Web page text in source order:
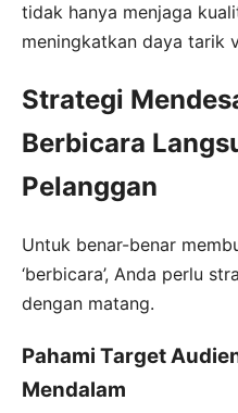
tidak hanya menjaga
meningkatkan daya tarik
Strategi
Berbicara
Pelanggan
Untuk benar-benar
‘berbicara’, Anda perlu
dengan matang.
Pahami Target
Mendalam